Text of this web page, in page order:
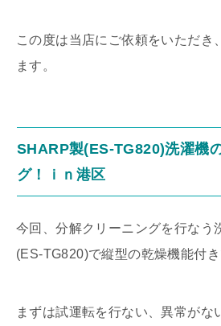
この度は当店にご依頼をいただき
ます。
SHARP製(ES-TG820)洗濯機
グ！ｉｎ港区
今回、分解クリーニングを行なう
(ES-TG820)で縦型の乾燥機能付き
まずは試運転を行ない、異常がな